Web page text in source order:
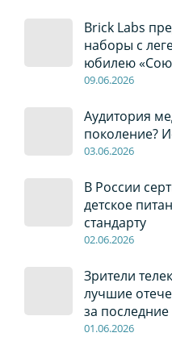
Brick Labs
наборы с
юбилею
09.06.2026
Аудитория
поколение?
03.06.2026
В России
детское
стандарту
02.06.2026
Зрители
лучшие
за последние
01.06.2026